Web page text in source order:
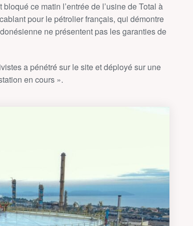
ce matin l’entrée de l’usine de Total à
pour le pétrolier français, qui démontre
ne présentent pas les garanties de
a pénétré sur le site et déployé sur une
en cours ».